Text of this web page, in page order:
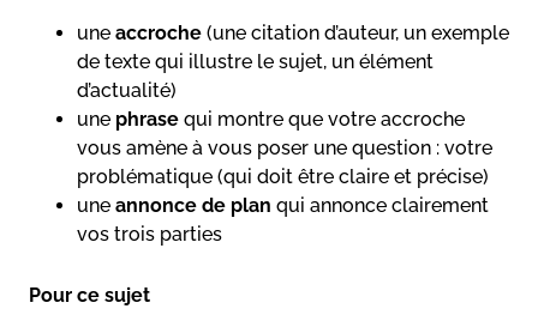
une accroche (une citation d’auteur, un exemple
de texte qui illustre le sujet, un élément
d’actualité)
une phrase qui montre que votre accroche
vous amène à vous poser une question : votre
problématique (qui doit être claire et précise)
une annonce de plan qui annonce clairement
vos trois parties
Pour ce sujet